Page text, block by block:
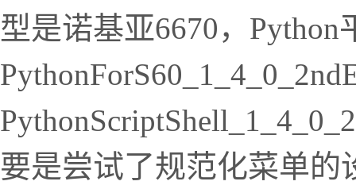
型是诺基亚6670，Python
要是尝试了规范化菜单的